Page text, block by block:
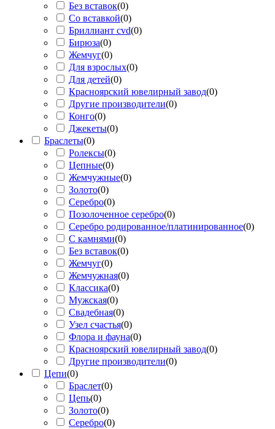
Без вставок(0)
Со вставкой(0)
Бриллиант cvd(0)
Бирюза(0)
Жемчуг(0)
Для взрослых(0)
Для детей(0)
Красноярский ювелирный завод(0)
Другие производители(0)
Конго(0)
Джекеты(0)
Браслеты(0)
Ролексы(0)
Цепные(0)
Жемчужные(0)
Золото(0)
Серебро(0)
Позолоченное серебро(0)
Серебро родированное/платинированное(0)
С камнями(0)
Без вставок(0)
Жемчуг(0)
Жемчужная(0)
Классика(0)
Мужская(0)
Свадебная(0)
Узел счастья(0)
Флора и фауна(0)
Красноярский ювелирный завод(0)
Другие производители(0)
Цепи(0)
Браслет(0)
Цепь(0)
Золото(0)
Серебро(0)